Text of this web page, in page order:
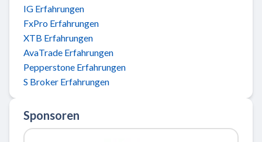
IG Erfahrungen
FxPro Erfahrungen
XTB Erfahrungen
AvaTrade Erfahrungen
Pepperstone Erfahrungen
S Broker Erfahrungen
Sponsoren